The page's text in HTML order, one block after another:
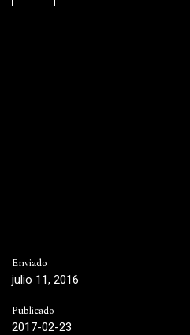
Enviado
julio 11, 2016
Publicado
2017-02-23